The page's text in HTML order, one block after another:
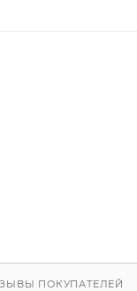
ПОКУПАТЕЛЕЙ